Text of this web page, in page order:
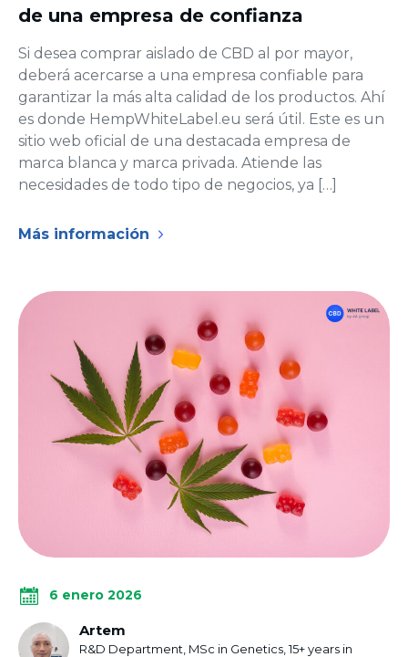
de una empresa de confianza
Si desea comprar aislado de CBD al por mayor,
deberá acercarse a una empresa confiable para
garantizar la más alta calidad de los productos. Ahí
es donde HempWhiteLabel.eu será útil. Este es un
sitio web oficial de una destacada empresa de
marca blanca y marca privada. Atiende las
necesidades de todo tipo de negocios, ya […]
Más información
6 enero 2026
Artem
R&D Department, MSc in Genetics, 15+ years in